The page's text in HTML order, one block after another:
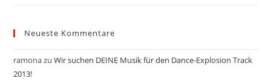
Neueste Kommentare
ramonazuWir suchen DEINE Musik für den Dance-Explosion Track
2013!